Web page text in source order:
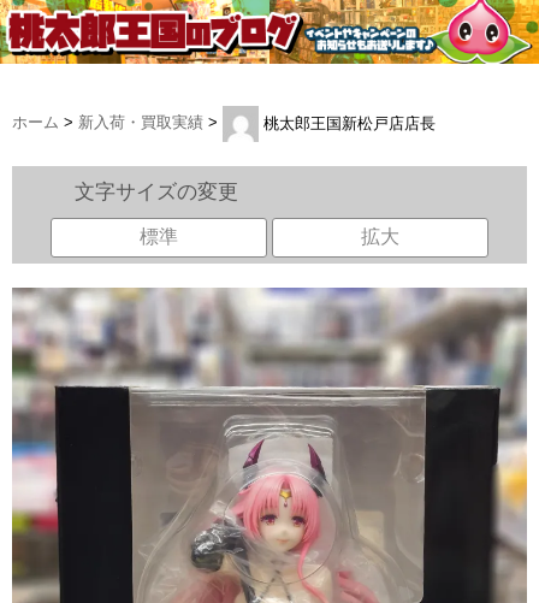
ホーム > 新入荷・買取実績 > 桃太郎王国新松戸店店長
文字サイズの変更
標準 拡大